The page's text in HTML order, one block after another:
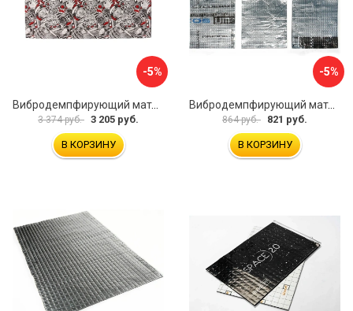
-5%
Вибродемпфирующий материал Dreamcar DC-4M0-S070050P18
3 374 руб. 3 205 руб.
В КОРЗИНУ
-5%
Вибродемпфирующий материал Dreamcar Ассорти 3 DC-000-0123873P1021
864 руб. 821 руб.
В КОРЗИНУ